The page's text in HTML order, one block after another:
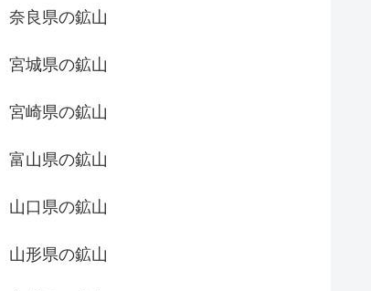
奈良県の鉱山
宮城県の鉱山
宮崎県の鉱山
富山県の鉱山
山口県の鉱山
山形県の鉱山